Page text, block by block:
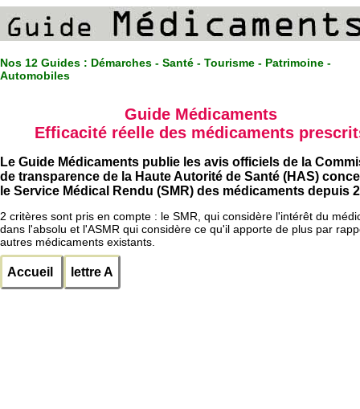
Nos 12 Guides : Démarches - Santé - Tourisme - Patrimoine -
Automobiles
Guide Médicaments
Efficacité réelle des médicaments
Le Guide Médicaments publie les avis officiels de la
de transparence de la Haute Autorité de Santé (HAS)
le Service Médical Rendu (SMR) des médicaments depuis
2 critères sont pris en compte : le SMR, qui considère l'intérêt du
dans l'absolu et l'ASMR qui considère ce qu'il apporte de plus par
autres médicaments existants.
Accueil lettre A